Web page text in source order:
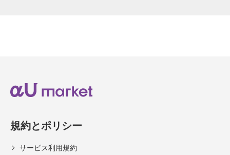
規約とポリシー
サービス利用規約